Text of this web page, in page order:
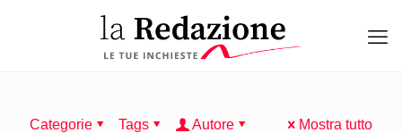
Categorie Tags Autore Mostra tutto